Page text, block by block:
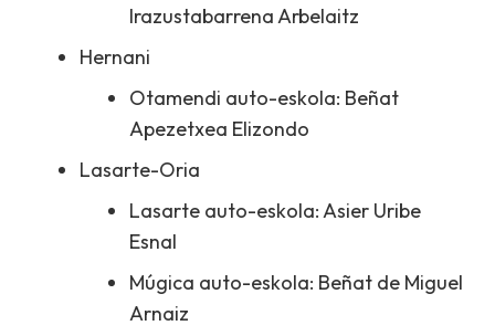
Irazustabarrena Arbelaitz
Hernani
Otamendi auto-eskola: Beñat
Apezetxea Elizondo
Lasarte-Oria
Lasarte auto-eskola: Asier Uribe
Esnal
Múgica auto-eskola: Beñat de Miguel
Arnaiz